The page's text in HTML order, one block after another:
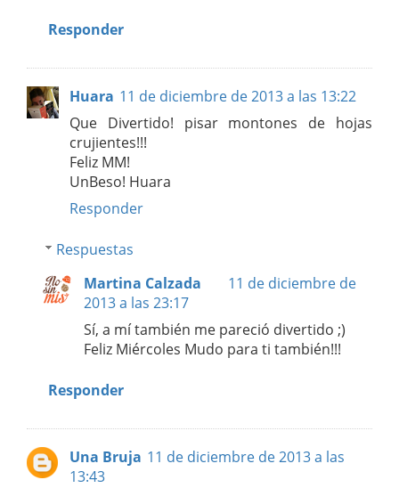
Responder
Huara 11 de diciembre de 2013 a las 13:22
Que Divertido! pisar montones de hojas
crujientes!!!
Feliz MM!
UnBeso! Huara
Responder
Respuestas
Martina Calzada
11 de diciembre de
2013 a las 23:17
Sí, a mí también me pareció divertido ;)
Feliz Miércoles Mudo para ti también!!!
Responder
Una Bruja 11 de diciembre de 2013 a las
13:43